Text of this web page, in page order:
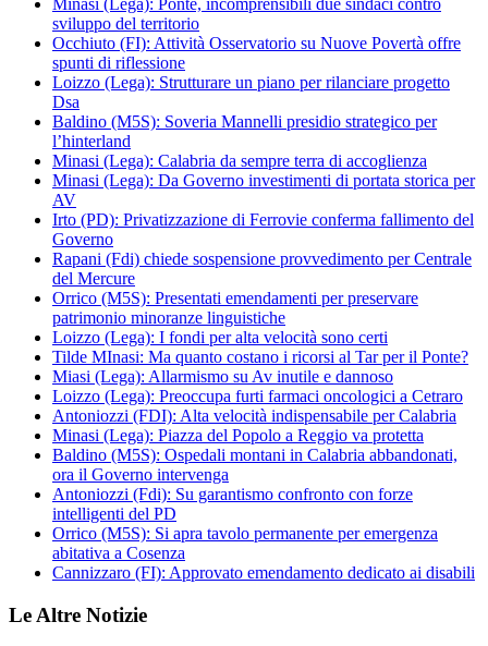
Minasi (Lega): Ponte, incomprensibili due sindaci contro
sviluppo del territorio
Occhiuto (FI): Attività Osservatorio su Nuove Povertà offre
spunti di riflessione
Loizzo (Lega): Strutturare un piano per rilanciare progetto
Dsa
Baldino (M5S): Soveria Mannelli presidio strategico per
l’hinterland
Minasi (Lega): Calabria da sempre terra di accoglienza
Minasi (Lega): Da Governo investimenti di portata storica per
AV
Irto (PD): Privatizzazione di Ferrovie conferma fallimento del
Governo
Rapani (Fdi) chiede sospensione provvedimento per Centrale
del Mercure
Orrico (M5S): Presentati emendamenti per preservare
patrimonio minoranze linguistiche
Loizzo (Lega): I fondi per alta velocità sono certi
Tilde MInasi: Ma quanto costano i ricorsi al Tar per il Ponte?
Miasi (Lega): Allarmismo su Av inutile e dannoso
Loizzo (Lega): Preoccupa furti farmaci oncologici a Cetraro
Antoniozzi (FDI): Alta velocità indispensabile per Calabria
Minasi (Lega): Piazza del Popolo a Reggio va protetta
Baldino (M5S): Ospedali montani in Calabria abbandonati,
ora il Governo intervenga
Antoniozzi (Fdi): Su garantismo confronto con forze
intelligenti del PD
Orrico (M5S): Si apra tavolo permanente per emergenza
abitativa a Cosenza
Cannizzaro (FI): Approvato emendamento dedicato ai disabili
Le Altre Notizie